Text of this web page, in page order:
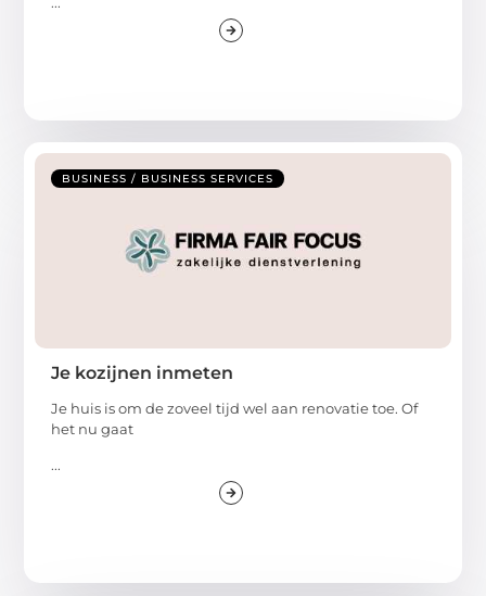
BUSINESS / BUSINESS SERVICES
Je kozijnen inmeten
Je huis is om de zoveel tijd wel aan renovatie toe. Of
het nu gaat
...